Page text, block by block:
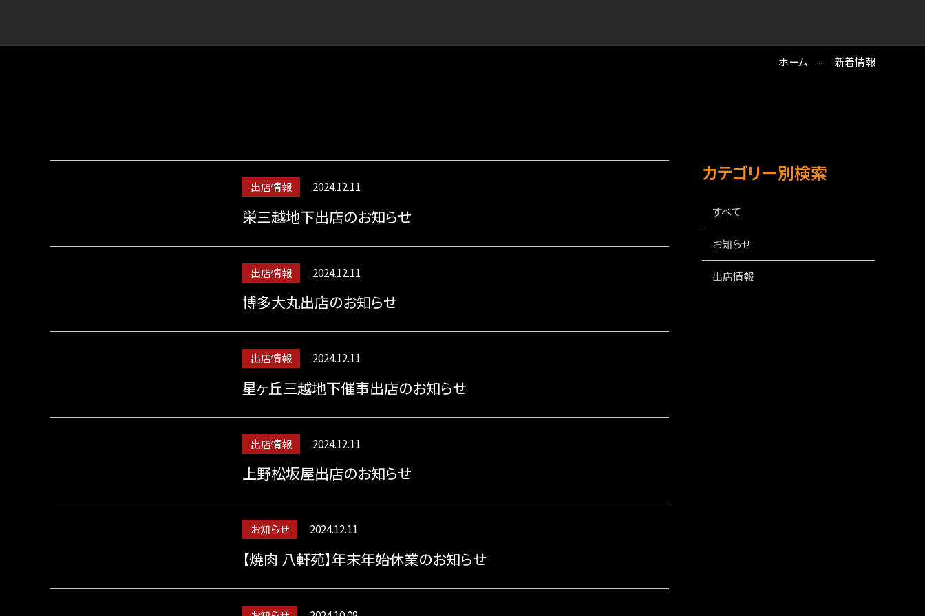
ホーム 新着情報
出店情報 2024.12.11
栄三越地下出店のお知らせ
出店情報 2024.12.11
博多大丸出店のお知らせ
出店情報 2024.12.11
星ヶ丘三越地下催事出店のお知らせ
出店情報 2024.12.11
上野松坂屋出店のお知らせ
お知らせ 2024.12.11
【焼肉 八軒苑】年末年始休業のお知らせ
カテゴリー別検索
すべて
お知らせ
出店情報